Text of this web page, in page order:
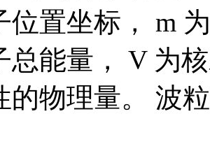
位置坐标， m
总能量， V 为
的物理量。 波